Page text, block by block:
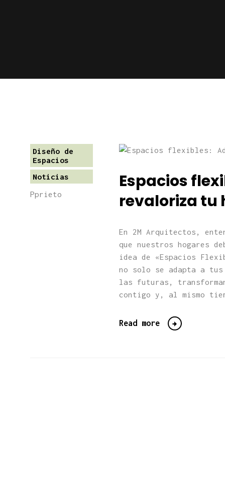
Diseño de
Espacios
Noticias
Pprieto
Espacios
revaloriza tu
En 2M Arquitectos,
que nuestros hogares
idea de «Espacios
no solo se adapta a
las futuras,
contigo y, al mismo
Read more